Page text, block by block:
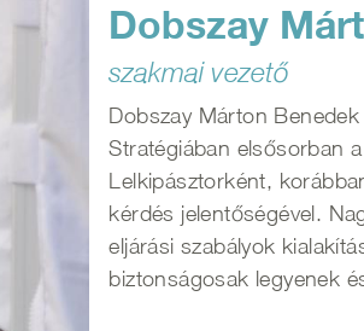
Dobszay
szakmai vezető
Dobszay Márton
Stratégiában elsősorban
Lelkipásztorként,
kérdés jelentőségével.
eljárási szabályok
biztonságosak legyenek